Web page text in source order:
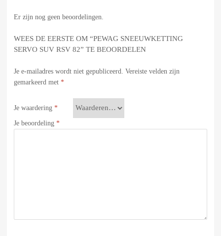
Er zijn nog geen beoordelingen.
WEES DE EERSTE OM “PEWAG SNEEUWKETTING
SERVO SUV RSV 82” TE BEOORDELEN
Je e-mailadres wordt niet gepubliceerd. Vereiste velden zijn
gemarkeerd met *
Je waardering *
Je beoordeling *